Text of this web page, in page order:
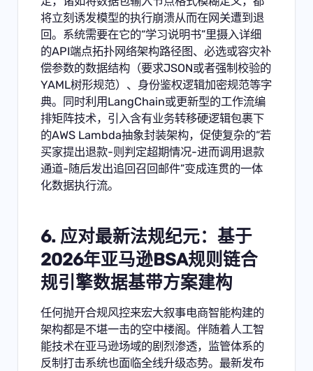
将立刻诱发模型的执行崩溃从而在网关遭到退
回。系统需要在它的“学习说明书”里摄入详细
的API端点拓扑网络架构路径图、必选或容灾补
偿参数的数据结构（要求JSON或者强制校验的
YAML树形规范）、身份鉴权逻辑加密规范等字
典。同时利用LangChain或更新型的工作流编
排矩阵技术，引入含有业务转移硬逻辑包裹下
的AWS Lambda抽象封装架构，促使复杂的“若
买家提出退款-则判定超期情况-进而调用退款
通道-随后发出追回召回邮件”变成连贯的一体
化数据执行流。
6. 应对最新法规纪元：基于
2026年亚马逊BSA规则链合
规引擎数据基带方案建构
任何抛开合规风控来宏大叙事电商智能构建的
架构都是不堪一击的空中楼阁。伴随着人工智
能技术在亚马逊场域的剧烈渗透，监管体系的
反制打击系统也面临全线升级态势。最新发布